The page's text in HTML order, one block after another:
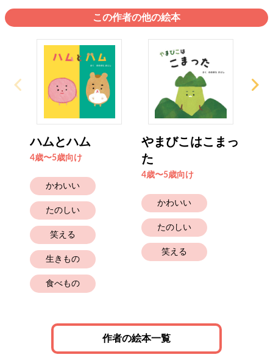
この作者の他の絵本
ハムとハム
4歳〜5歳向け
かわいい
たのしい
笑える
生きもの
食べもの
やまびこはこまっ
た
4歳〜5歳向け
かわいい
たのしい
笑える
作者の絵本一覧